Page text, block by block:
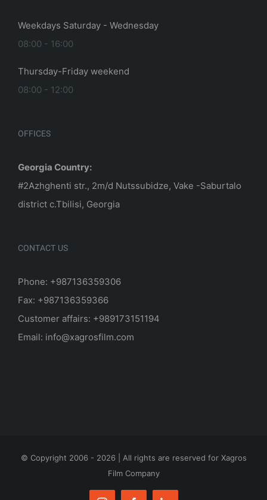
Weekdays Saturday - Wednesday
08:00 - 16:00
Thursday-Friday weekend
08:00 - 12:00
OFFICES
Georgia Country:
#2Azhghenti str., 2m/d Nutssubidze, Vake -Saburtalo
district c.Tbilisi, Georgia
CONTACT US
Phone: +987136359306
Fax: +987136359366
Customer affairs: +989173151194
Email: info@xagrosfilm.com
© Copyright 2006 - 2026 | All rights are reserved for Xagros
Film Company